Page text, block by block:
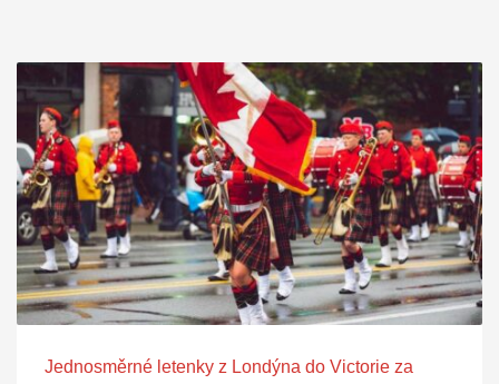
Jednosměrné letenky z Londýna do Victorie za